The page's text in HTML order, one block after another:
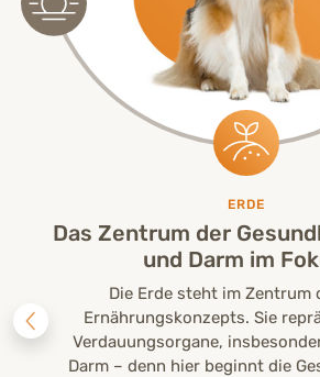
ERDE
Das Zentrum der
und Darm im
Die Erde steht im Zentrum
Ernährungskonzepts. Sie
Verdauungsorgane,
Darm – denn hier beginnt die